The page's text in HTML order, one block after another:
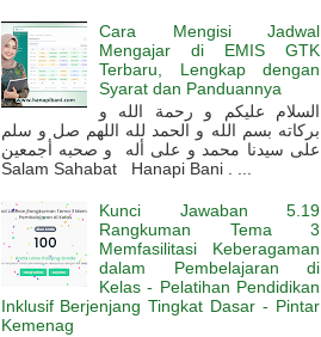
Cara Mengisi Jadwal
Mengajar di EMIS GTK
Terbaru, Lengkap dengan
Syarat dan Panduannya
السلام عليكم و رحمة الله و
بركاته بسم الله و الحمد لله اللهم صل و سلم
على سيدنا محمد و على أله و صحبه أجمعين
Salam Sahabat Hanapi Bani . ...
Kunci Jawaban 5.19
Rangkuman Tema 3
Memfasilitasi Keberagaman
dalam Pembelajaran di
Kelas - Pelatihan Pendidikan
Inklusif Berjenjang Tingkat Dasar - Pintar
Kemenag